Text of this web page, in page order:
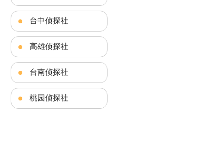
台中侦探社
高雄侦探社
台南侦探社
桃园侦探社